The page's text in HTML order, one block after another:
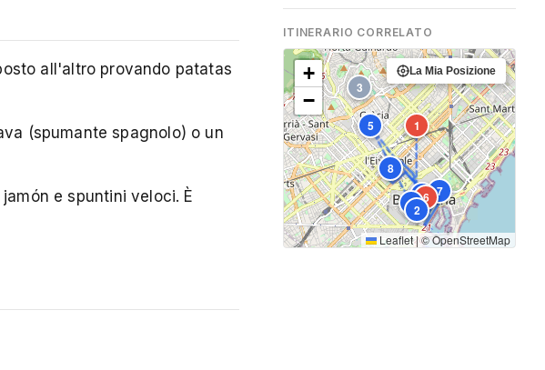
all'altro provando patatas
(spumante spagnolo) o un
e spuntini veloci. È
ITINERARIO CORRELATO
1
2
3
4
5
6 7
8
9
+
−
La Mia Posizione
Leaflet|©OpenStreetMap